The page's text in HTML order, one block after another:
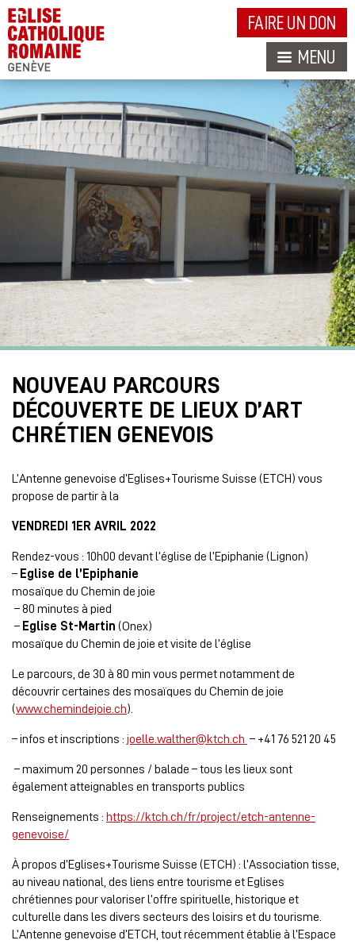
FAIRE UN DON
MENU
NOUVEAU PARCOURS
DÉCOUVERTE DE LIEUX D’ART
CHRÉTIEN GENEVOIS
L’Antenne genevoise d’Eglises+Tourisme Suisse (ETCH) vous
propose de partir à la
VENDREDI 1ER AVRIL 2022
Rendez-vous : 10h00 devant l’église de l’Epiphanie (Lignon)
– Eglise de l’Epiphanie
mosaïque du Chemin de joie
– 80 minutes à pied
– Eglise St-Martin (Onex)
mosaïque du Chemin de joie et visite de l’église
Le parcours, de 30 à 80 min vous permet notamment de
découvrir certaines des mosaïques du Chemin de joie
(www.chemindejoie.ch).
– infos et inscriptions : joelle.walther@ktch.ch – +41 76 521 20 45
– maximum 20 personnes / balade – tous les lieux sont
également atteignables en transports publics
Renseignements : https://ktch.ch/fr/project/etch-antenne-
genevoise/
À propos d’Eglises+Tourisme Suisse (ETCH) : l’Association tisse,
au niveau national, des liens entre tourisme et Eglises
chrétiennes pour valoriser l’offre spirituelle, historique et
culturelle dans les divers secteurs des loisirs et du tourisme.
L’Antenne genevoise d’ETCH, tout récemment établie à l’Espace